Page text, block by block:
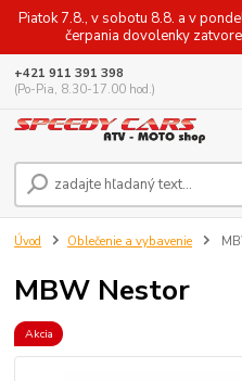
Piatok 7.8., v sobotu 8.8. a v
čerpania dovolenky
+421 911 391 398
(Po-Pia, 8.30-17.00 hod.)
Úvod Oblečenie a vybavenie
MBW Nestor
Akcia